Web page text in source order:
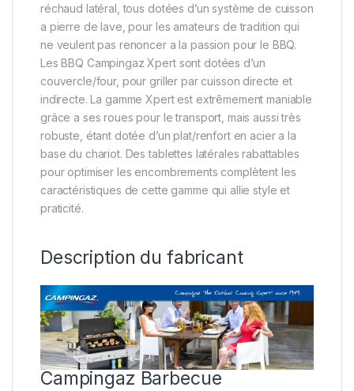
réchaud latéral, tous dotées d’un système de cuisson
a pierre de lave, pour les amateurs de tradition qui
ne veulent pas renoncer a la passion pour le BBQ.
Les BBQ Campingaz Xpert sont dotées d’un
couvercle/four, pour griller par cuisson directe et
indirecte. La gamme Xpert est extrêmement maniable
grâce a ses roues pour le transport, mais aussi très
robuste, étant dotée d’un plat/renfort en acier a la
base du chariot. Des tablettes latérales rabattables
pour optimiser les encombrements complètent les
caractéristiques de cette gamme qui allie style et
praticité.
Description du fabricant
Campingaz Barbecue